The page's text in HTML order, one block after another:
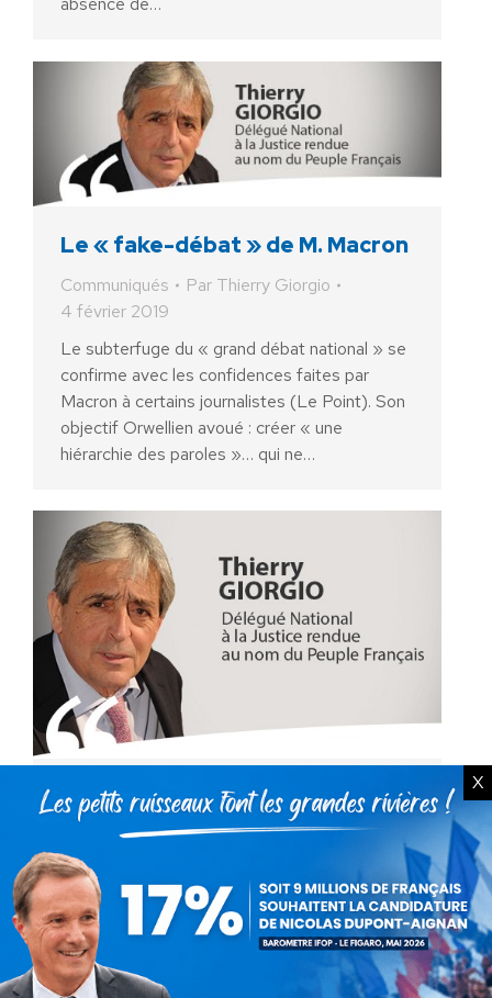
Le « fake-débat » de M. Macron
Communiqués Par Thierry Giorgio
4 février 2019
Le subterfuge du « grand débat national » se
confirme avec les confidences faites par
Macron à certains journalistes (Le Point). Son
objectif Orwellien avoué : créer « une
hiérarchie des paroles »… qui ne…
Benalla et les 40 videurs
Actualités ParThierry Giorgio
2 août 2018
L’Élysée a sa braderie et son personnel.
Regroupant ce qui s’apparente à des videurs,
gros bras de galeries marchandes, Macron, qui
s’en dédie, s’est entouré d’une « task force »
qui ne…
X